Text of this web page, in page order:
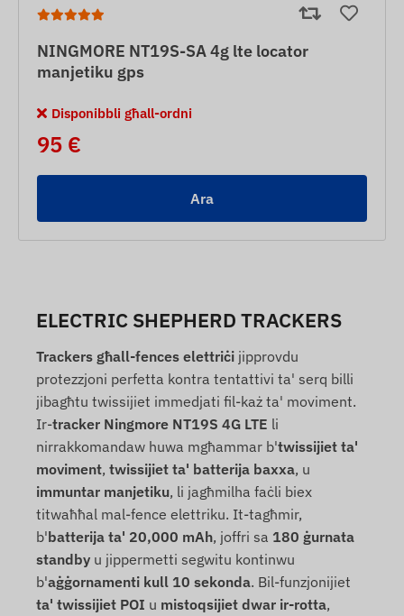
NINGMORE NT19S-SA 4g lte locator
manjetiku gps
Disponibbli għall-ordni
95 €
Ara
ELECTRIC SHEPHERD TRACKERS
Trackers għall-fences elettriċi jipprovdu
protezzjoni perfetta kontra tentattivi ta' serq billi
jibagħtu twissijiet immedjati fil-każ ta' moviment.
Ir-tracker Ningmore NT19S 4G LTE li
nirrakkomandaw huwa mgħammar b'twissijiet ta'
moviment, twissijiet ta' batterija baxxa, u
immuntar manjetiku, li jagħmilha faċli biex
titwaħħal mal-fence elettriku. It-tagħmir,
b'batterija ta' 20,000 mAh, joffri sa 180 ġurnata
standby u jippermetti segwitu kontinwu
b'aġġornamenti kull 10 sekonda. Bil-funzjonijiet
ta' twissijiet POI u mistoqsijiet dwar ir-rotta,